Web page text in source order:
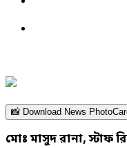
📸 Download News
মোঃ মাসুদ রানা, স্টাফ